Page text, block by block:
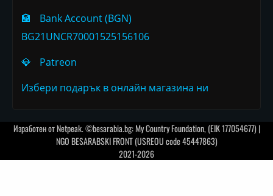
🏦
Bank Account (BGN)
BG21UNCR70001525156106
💎
Patreon
Избери подарък в онлайн магазина ни
Изработен отNetpeak. ©besarabia.bg: My Country Foundation, (EIK 177054677) |
NGO BESARABSKI FRONT (USREOU code 45447863)
2021-2026